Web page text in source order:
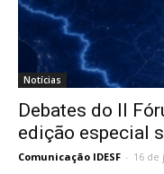
Notícias
Debates do II
edição especial
Comunicação IDESF - 16 de